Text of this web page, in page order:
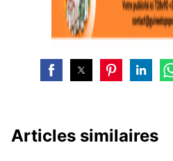
Articles similaires